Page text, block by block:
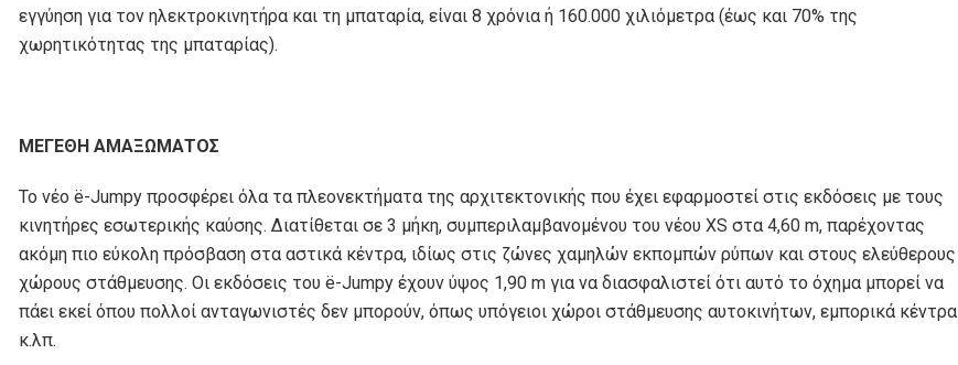
εγγύηση για τον ηλεκτροκινητήρα και τη μπαταρία, είναι 8 χρόνια ή 160.000 χιλιόμετρα (έως και 70% της
χωρητικότητας της μπαταρίας).
ΜΕΓΕΘΗ ΑΜΑΞΩΜΑΤΟΣ
Το νέο ë-Jumpy προσφέρει όλα τα πλεονεκτήματα της αρχιτεκτονικής που έχει εφαρμοστεί στις εκδόσεις με τους
κινητήρες εσωτερικής καύσης. Διατίθεται σε 3 μήκη, συμπεριλαμβανομένου του νέου XS στα 4,60 m, παρέχοντας
ακόμη πιο εύκολη πρόσβαση στα αστικά κέντρα, ιδίως στις ζώνες χαμηλών εκπομπών ρύπων και στους ελεύθερους
χώρους στάθμευσης. Οι εκδόσεις του ë-Jumpy έχουν ύψος 1,90 m για να διασφαλιστεί ότι αυτό το όχημα μπορεί να
πάει εκεί όπου πολλοί ανταγωνιστές δεν μπορούν, όπως υπόγειοι χώροι στάθμευσης αυτοκινήτων, εμπορικά κέντρα
κ.λπ.